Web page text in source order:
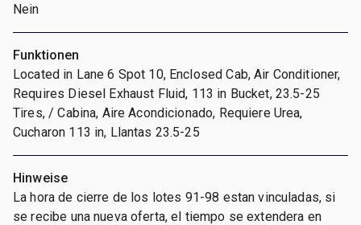
Nein
Funktionen
Located in Lane 6 Spot 10, Enclosed Cab, Air Conditioner,
Requires Diesel Exhaust Fluid, 113 in Bucket, 23.5-25
Tires, / Cabina, Aire Acondicionado, Requiere Urea,
Cucharon 113 in, Llantas 23.5-25
Hinweise
La hora de cierre de los lotes 91-98 estan vinculadas, si
se recibe una nueva oferta, el tiempo se extendera en